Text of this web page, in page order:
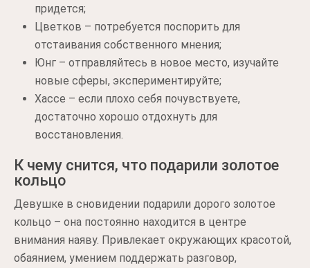
придется;
Цветков – потребуется поспорить для
отстаивания собственного мнения;
Юнг – отправляйтесь в новое место, изучайте
новые сферы, экспериментируйте;
Хассе – если плохо себя почувствуете,
достаточно хорошо отдохнуть для
восстановления.
К чему снится, что подарили золотое
кольцо
Девушке в сновидении подарили дорого золотое
кольцо – она постоянно находится в центре
внимания наяву. Привлекает окружающих красотой,
обаянием, умением поддержать разговор,